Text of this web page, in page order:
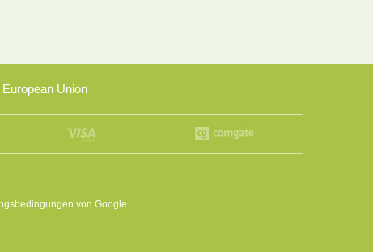
European Union
von Google.